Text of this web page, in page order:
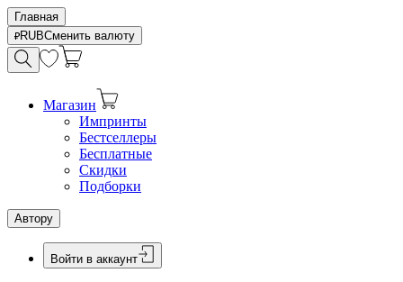
Главная
RUBСменить валюту
Магазин
Импринты
Бестселлеры
Бесплатные
Скидки
Подборки
Автору
Войти в аккаунт